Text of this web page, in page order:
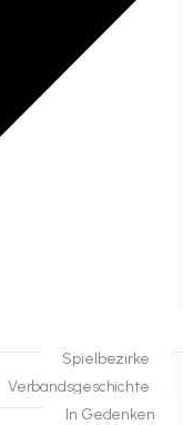
Spielbezirke
Verbandsgeschichte
In Gedenken